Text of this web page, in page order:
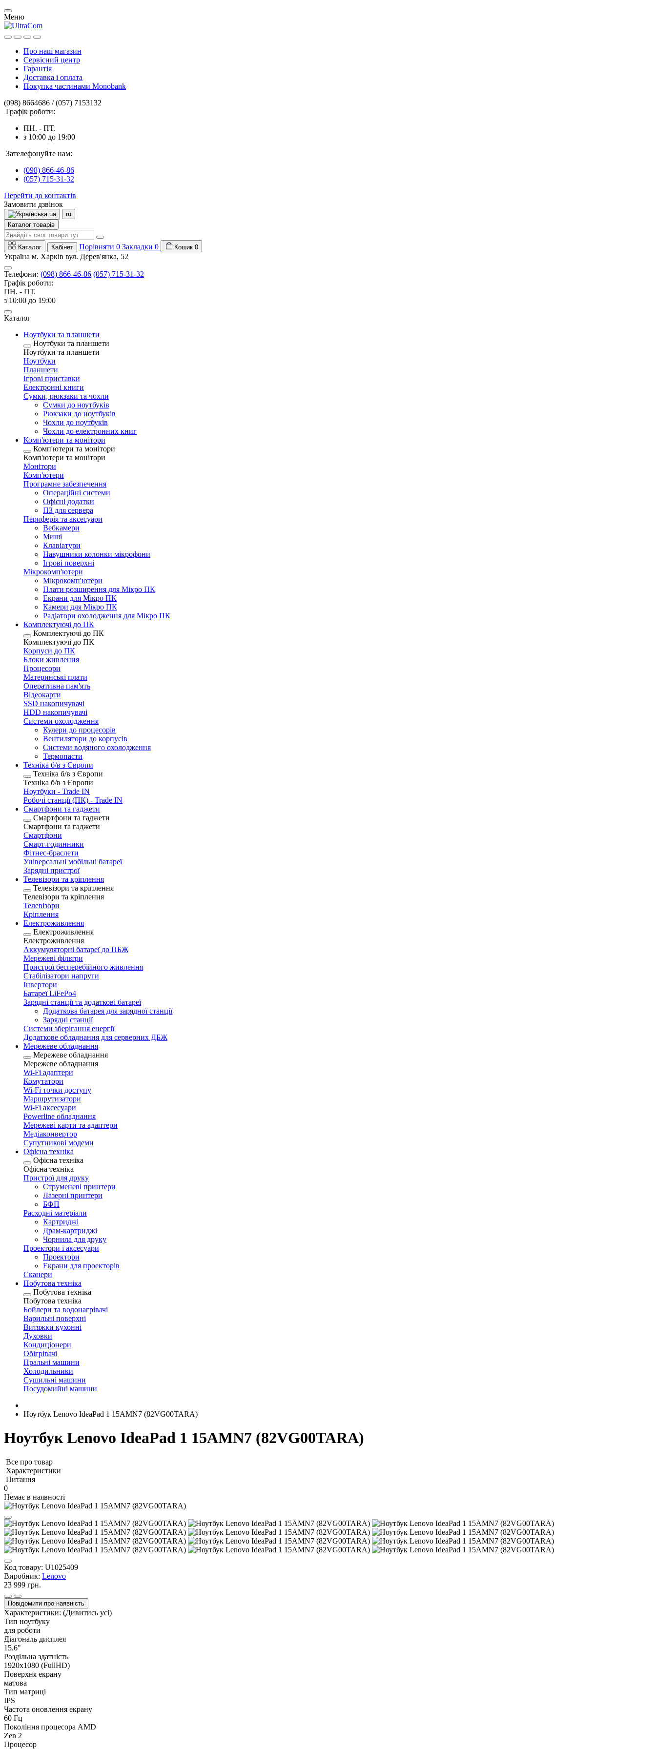
Меню
Про наш магазин
Сервісний центр
Гарантія
Доставка і оплата
Покупка частинами Monobank
(098) 8664686 / (057) 7153132
Графік роботи:
ПН. - ПТ.
з 10:00 до 19:00
Зателефонуйте нам:
(098) 866-46-86
(057) 715-31-32
Перейти до контактів
Замовити дзвінок
ua
ru
Каталог товарів
Каталог Кабінет Порівняти 0 Закладки 0 Кошик 0
Україна м. Харків вул. Дерев'янка, 52
Телефони: (098) 866-46-86 (057) 715-31-32
Графік роботи:
ПН. - ПТ.
з 10:00 до 19:00
Каталог
Ноутбуки та планшети
Ноутбуки та планшети
Ноутбуки та планшети
Ноутбуки
Планшети
Ігрові приставки
Електронні книги
Сумки, рюкзаки та чохли
Сумки до ноутбуків
Рюкзаки до ноутбуків
Чохли до ноутбуків
Чохли до електронних книг
Комп'ютери та монітори
Комп'ютери та монітори
Комп'ютери та монітори
Монітори
Комп'ютери
Програмне забезпечення
Операційні системи
Офісні додатки
ПЗ для сервера
Периферія та аксесуари
Вебкамери
Миші
Клавіатури
Навушники колонки мікрофони
Ігрові поверхні
Мікрокомп'ютери
Мікрокомп'ютери
Плати розширення для Мікро ПК
Екрани для Мікро ПК
Камери для Мікро ПК
Радіатори охолодження для Мікро ПК
Комплектуючі до ПК
Комплектуючі до ПК
Комплектуючі до ПК
Корпуси до ПК
Блоки живлення
Процесори
Материнські плати
Оперативна пам'ять
Відеокарти
SSD накопичувачі
HDD накопичувачі
Системи охолодження
Кулери до процесорів
Вентилятори до корпусів
Системи водяного охолодження
Термопасти
Техніка б/в з Європи
Техніка б/в з Європи
Техніка б/в з Європи
Ноутбуки - Trade IN
Робочі станції (ПК) - Trade IN
Смартфони та гаджети
Смартфони та гаджети
Смартфони та гаджети
Смартфони
Смарт-годинники
Фітнес-браслети
Універсальні мобільні батареї
Зарядні пристрої
Телевізори та кріплення
Телевізори та кріплення
Телевізори та кріплення
Телевізори
Кріплення
Електроживлення
Електроживлення
Електроживлення
Аккумуляторні батареї до ПБЖ
Мережеві фільтри
Пристрої бесперебійного живлення
Стабілізатори напруги
Інвертори
Батареї LiFePo4
Зарядні станції та додаткові батареї
Додаткова батарея для зарядної станції
Зарядні станції
Системи зберігання енергії
Додаткове обладнання для серверних ДБЖ
Мережеве обладнання
Мережеве обладнання
Мережеве обладнання
Wi-Fi адаптери
Комутатори
Wi-Fi точки доступу
Маршрутизатори
Wi-Fi аксесуари
Рowerline обладнання
Мережеві карти та адаптери
Медіаконвертор
Супутникові модеми
Офісна техніка
Офісна техніка
Офісна техніка
Пристрої для друку
Струменеві принтери
Лазерні принтери
БФП
Расходні матеріали
Картриджі
Драм-картриджі
Чорнила для друку
Проектори і аксесуари
Проектори
Екрани для проекторів
Сканери
Побутова техніка
Побутова техніка
Побутова техніка
Бойлери та водонагрівачі
Варильні поверхні
Витяжки кухонні
Духовки
Кондиціонери
Обігрівачі
Пральні машини
Холодильники
Сушильні машини
Посудомийні машини
Ноутбук Lenovo IdeaPad 1 15AMN7 (82VG00TARA)
Ноутбук Lenovo IdeaPad 1 15AMN7 (82VG00TARA)
Все про товар
Характеристики
Питання
0
Немає в наявності
Код товару: U1025409
Виробник: Lenovo
23 999 грн.
Повідомити про наявність
Характеристики: (Дивитись усі)
Тип ноутбуку
для роботи
Діагональ дисплея
15.6"
Роздільна здатність
1920х1080 (FullHD)
Поверхня екрану
матова
Тип матриці
IPS
Частота оновлення екрану
60 Гц
Покоління процесора AMD
Zen 2
Процесор